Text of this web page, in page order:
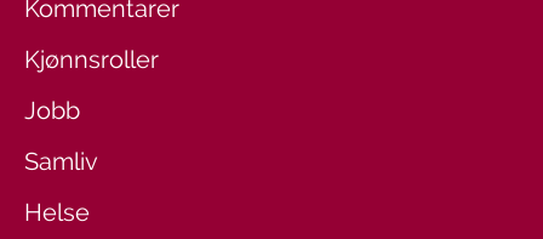
Kommentarer
Kjønnsroller
Jobb
Samliv
Helse